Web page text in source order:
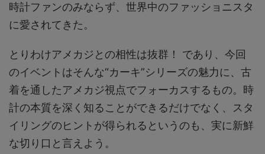
時計ファンのみならず、世界中のファッショニスタ
に愛されてきた。
とりわけアメカジとの相性は抜群！ であり、今回
のイベントはそんな“カーキ”シリーズの魅力に、古
着を通したアメカジ視点でフォーカスするもの。時
計の本質を深く知ることができるだけでなく、スタ
イリングのヒントが得られるというのも、実に新鮮
な切り口と言えよう。